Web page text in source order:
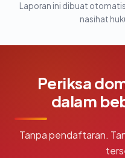
Laporan ini dibuat
nasihat
Periksa
dalam
Tanpa pendaftaran.